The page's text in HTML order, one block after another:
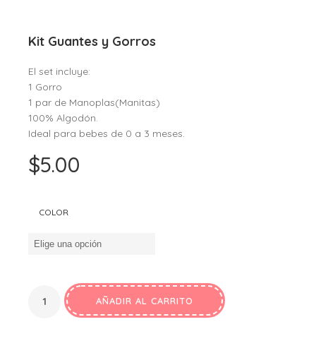
Kit Guantes y Gorros
El set incluye:
1 Gorro
1 par de Manoplas(Manitas)
100% Algodón.
Ideal para bebes de 0 a 3 meses.
$5.00
COLOR
AÑADIR AL CARRITO